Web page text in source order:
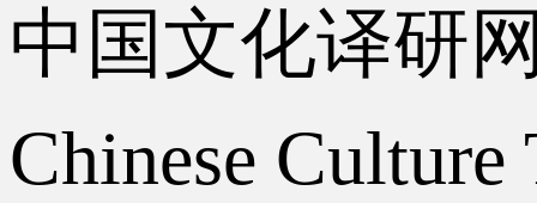
中国文化译研
Chinese